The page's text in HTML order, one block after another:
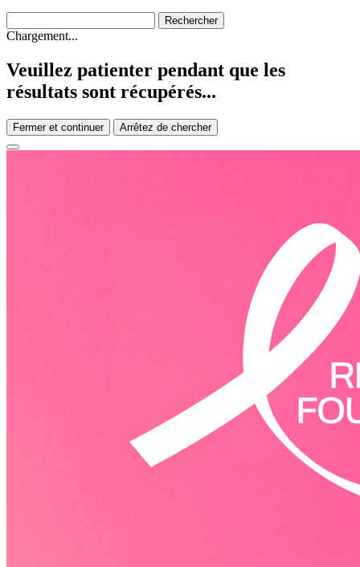
Chargement...
Veuillez patienter pendant que les
résultats sont récupérés...
Fermer et continuer Arrêtez de chercher